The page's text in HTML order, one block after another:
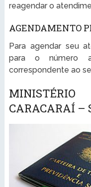
reagendar o
AGENDAMENTO
Para agendar seu
para o número
correspondente ao
CARACARAÍ –